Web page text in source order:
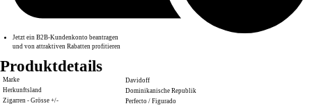
Jetzt ein B2B-Kundenkonto beantragen
und von attraktiven Rabatten profitieren
Produktdetails
Marke
Davidoff
Herkunftsland
Dominikanische Republik
Zigarren - Grösse +/-
Perfecto / Figurado